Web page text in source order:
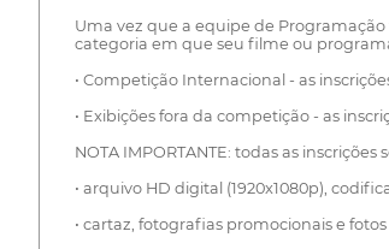
Uma vez que a equipe de
categoria em que seu filme ou
• Competição Internacional - as
• Exibições fora da competição - as
NOTA IMPORTANTE: todas as
• arquivo HD digital (1920x1080p),
• cartaz, fotografias promocionais e